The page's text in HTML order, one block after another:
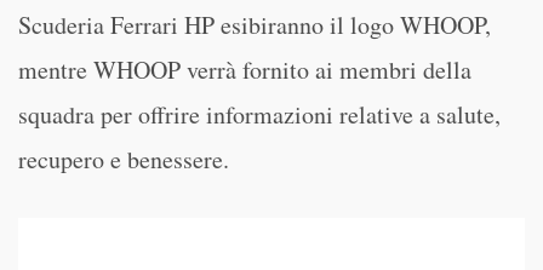
Scuderia Ferrari HP esibiranno il logo WHOOP,
mentre WHOOP verrà fornito ai membri della
squadra per offrire informazioni relative a salute,
recupero e benessere.